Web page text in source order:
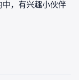
中，有兴趣小伙伴